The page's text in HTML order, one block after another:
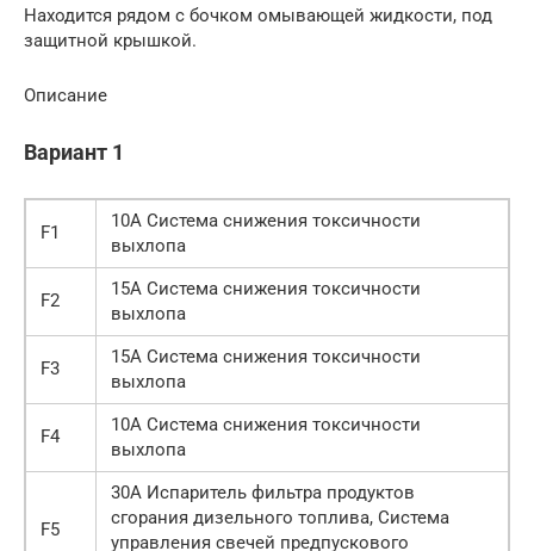
Находится рядом с бочком омывающей жидкости, под
защитной крышкой.
Описание
Вариант 1
F1
10А Система снижения токсичности
выхлопа
F2
15А Система снижения токсичности
выхлопа
F3
15А Система снижения токсичности
выхлопа
F4
10А Система снижения токсичности
выхлопа
F5
30А Испаритель фильтра продуктов
сгорания дизельного топлива, Система
управления свечей предпускового